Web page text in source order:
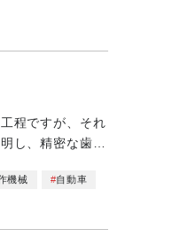
程ですが、それ
し、精密な歯車
機械 自動車